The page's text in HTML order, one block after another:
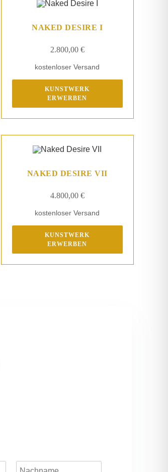
NAKED DESIRE I
2.800,00 €
kostenloser Versand
KUNSTWERK
ERWERBEN
NAKED DESIRE VII
4.800,00 €
kostenloser Versand
KUNSTWERK
ERWERBEN